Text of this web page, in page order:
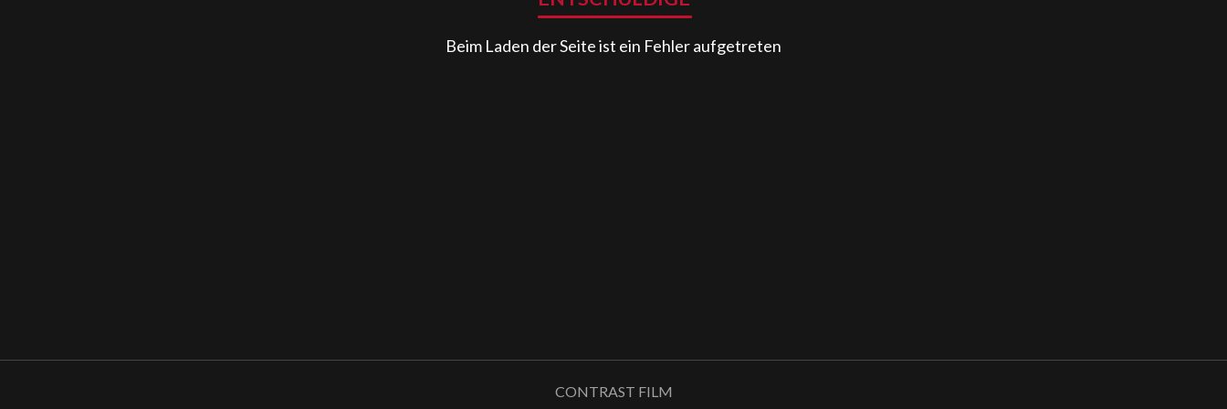
Beim Laden der Seite ist ein Fehler aufgetreten
CONTRAST FILM